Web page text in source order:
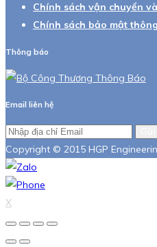
Chính sách vận chuyển
Chính sách bảo mật
Thông báo
Email liên hệ
Copyright © 2015 HGP
X